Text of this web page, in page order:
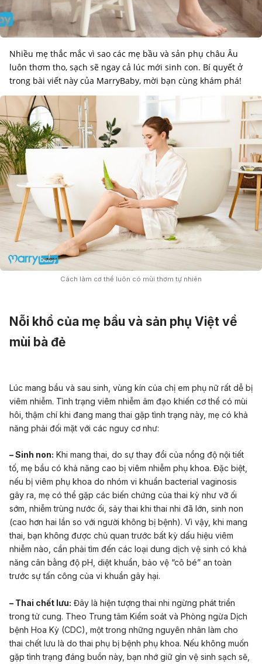
Nhiều mẹ thắc mắc vì sao các mẹ bầu và sản phụ châu Âu
luôn thơm tho, sạch sẽ ngay cả lúc mới sinh con. Bí quyết ở
trong bài viết này của MarryBaby, mời bạn cùng khám phá!
Cách làm cơ thể luôn có mùi thơm tự nhiên
Nỗi khổ của mẹ bầu và sản phụ Việt về
mùi bà đẻ
Lúc mang bầu và sau sinh, vùng kín của chị em phụ nữ rất dễ bị
viêm nhiễm. Tình trạng viêm nhiễm âm đạo khiến cơ thể có mùi
hôi, thậm chí khi đang mang thai gặp tình trạng này, mẹ có khả
năng phải đối mặt với các nguy cơ như:
– Sinh non: Khi mang thai, do sự thay đổi của nồng độ nội tiết
tố, mẹ bầu có khả năng cao bị viêm nhiễm phụ khoa. Đặc biệt,
nếu bị viêm phụ khoa do nhóm vi khuẩn bacterial vaginosis
gây ra, mẹ có thể gặp các biến chứng của thai kỳ như vỡ ối
sớm, nhiễm trùng nước ối, sảy thai khi thai nhi đã lớn, sinh non
(cao hơn hai lần so với người không bị bệnh). Vì vậy, khi mang
thai, bạn không được chủ quan trước bất kỳ dấu hiệu viêm
nhiễm nào, cần phải tìm đến các loại dung dịch vệ sinh có khả
năng cân bằng độ pH, diệt khuẩn, bảo vệ “cô bé” an toàn
trước sự tấn công của vi khuẩn gây hại.
– Thai chết lưu: Đây là hiện tượng thai nhi ngừng phát triển
trong tử cung. Theo Trung tâm Kiểm soát và Phòng ngừa Dịch
bệnh Hoa Kỳ (CDC), một trong những nguyên nhân làm cho
thai chết lưu là do thai phụ bị bệnh phụ khoa. Nếu không muốn
gặp tình trạng đáng buồn này, bạn nhớ giữ gìn vệ sinh sạch sẽ,